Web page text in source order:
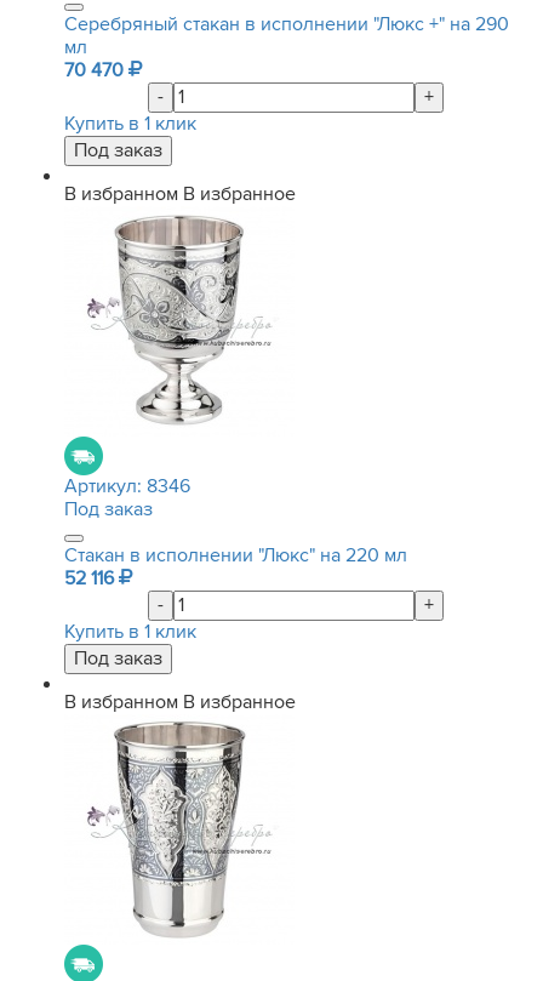
Серебряный стакан в исполнении "Люкс +" на 290
мл
70 470
-
+
Купить в 1 клик
В избранном В избранное
Артикул: 8346
Под заказ
Стакан в исполнении "Люкс" на 220 мл
52 116
-
+
Купить в 1 клик
В избранном В избранное